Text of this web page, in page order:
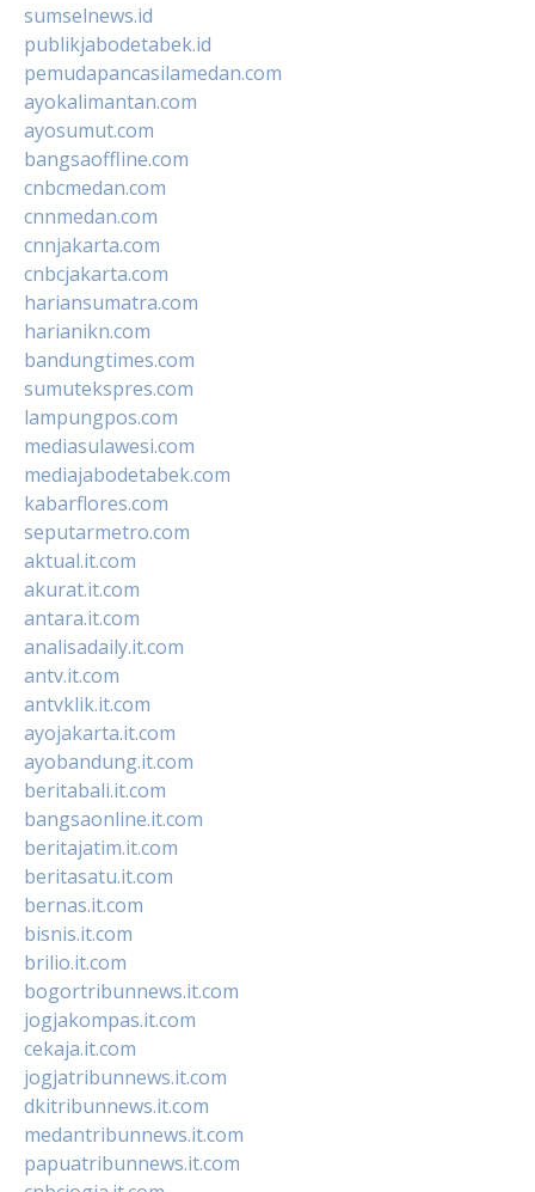
sumselnews.id
publikjabodetabek.id
pemudapancasilamedan.com
ayokalimantan.com
ayosumut.com
bangsaoffline.com
cnbcmedan.com
cnnmedan.com
cnnjakarta.com
cnbcjakarta.com
hariansumatra.com
harianikn.com
bandungtimes.com
sumutekspres.com
lampungpos.com
mediasulawesi.com
mediajabodetabek.com
kabarflores.com
seputarmetro.com
aktual.it.com
akurat.it.com
antara.it.com
analisadaily.it.com
antv.it.com
antvklik.it.com
ayojakarta.it.com
ayobandung.it.com
beritabali.it.com
bangsaonline.it.com
beritajatim.it.com
beritasatu.it.com
bernas.it.com
bisnis.it.com
brilio.it.com
bogortribunnews.it.com
jogjakompas.it.com
cekaja.it.com
jogjatribunnews.it.com
dkitribunnews.it.com
medantribunnews.it.com
papuatribunnews.it.com